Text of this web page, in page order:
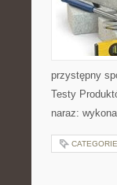
przystępny
Testy
naraz: